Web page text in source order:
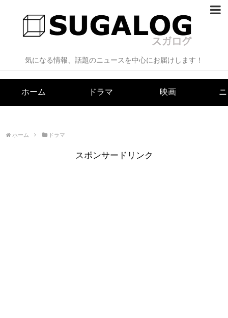
気になる情報、話題のニュースを中心にお届けします！
ホーム ドラマ 映画
ホーム ドラマ
スポンサードリンク
ホーム
ドラマ
映画